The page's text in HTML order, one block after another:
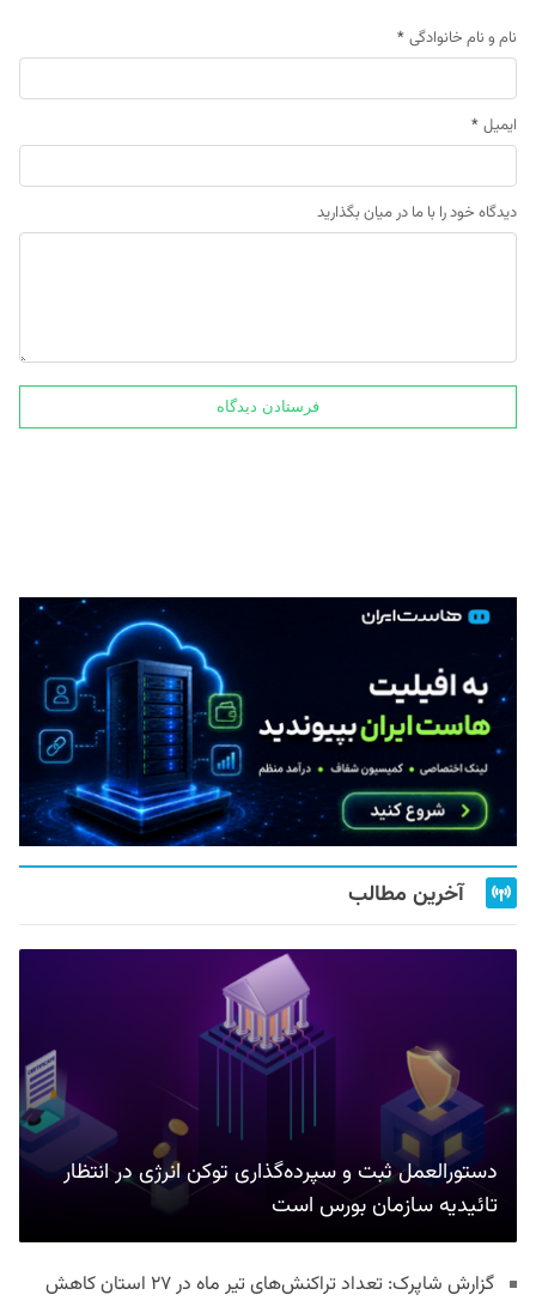
نام و نام خانوادگی *
ایمیل *
دیدگاه خود را با ما در میان بگذارید
آخرین مطالب
دستورالعمل ثبت و سپرده‌گذاری توکن انرژی در انتظار
تائیدیه سازمان بورس است
گزارش شاپرک: تعداد تراکنش‌های تیر ماه در ۲۷ استان‌ کاهش